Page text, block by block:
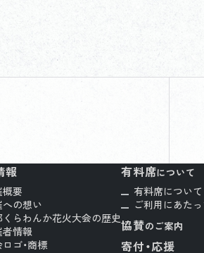
報
概要
への想い
くらわんか花火大会の歴史
者情報
ゴ・商標
有料席について
有料席について
ご利用にあた
協賛のご案内
寄付・応援